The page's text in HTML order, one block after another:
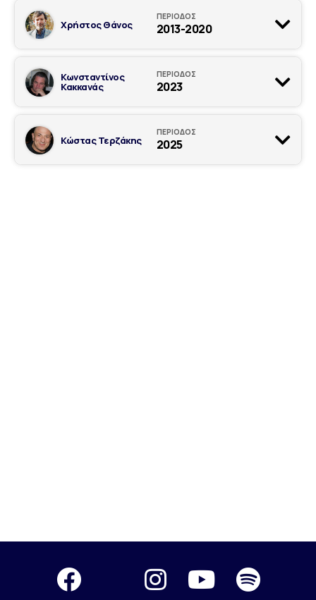
Χρήστος Θάνος
ΠΕΡΙΟΔΟΣ
2013-2020
Κωνσταντίνος
Κακκανάς
ΠΕΡΙΟΔΟΣ
2023
Κώστας Τερζάκης
ΠΕΡΙΟΔΟΣ
2025